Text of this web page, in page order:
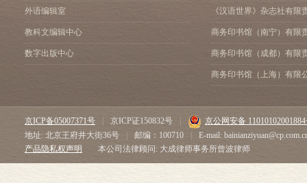
外语编辑室
教科文编辑中心
数字出版中心
《汉语世界》杂志社有限
商务印书馆（南宁）有限
商务印书馆（成都）有限
商务印书馆（上海）有限
京ICP备05007371号 京ICP证150832号
京公网安备
地址: 北京王府井大街36号
邮编：100710
E-mail:
产品隐私权声明
本公司法律顾问: 大成律师事务所曾波律师